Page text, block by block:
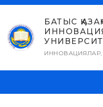
Skip
content
БАТЫС